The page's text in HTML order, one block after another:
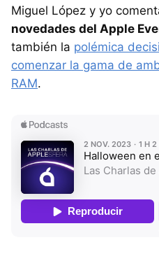
Miguel López y yo
novedades del Apple
también la polémica
comenzar la gama de
RAM.